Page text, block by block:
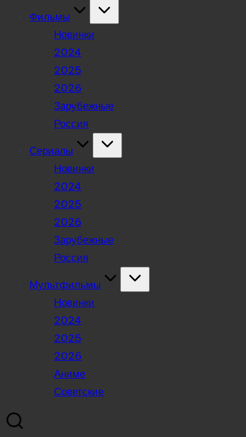
Фильмы
Новинки
2024
2025
2026
Зарубежные
Россия
Сериалы
Новинки
2024
2025
2026
Зарубежные
Россия
Мультфильмы
Новинки
2024
2025
2026
Аниме
Советские